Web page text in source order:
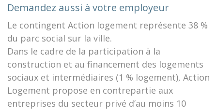
Demandez aussi à votre employeur
Le contingent Action logement représente 38 %
du parc social sur la ville.
Dans le cadre de la participation à la
construction et au financement des logements
sociaux et intermédiaires (1 % logement), Action
Logement propose en contrepartie aux
entreprises du secteur privé d’au moins 10